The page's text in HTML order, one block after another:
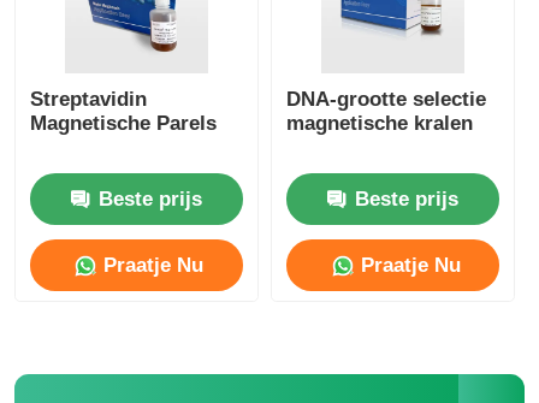
Streptavidin
Magnetische Parels
Beste prijs
Praatje Nu
DNA-grootte selectie
magnetische kralen
Beste prijs
Praatje Nu